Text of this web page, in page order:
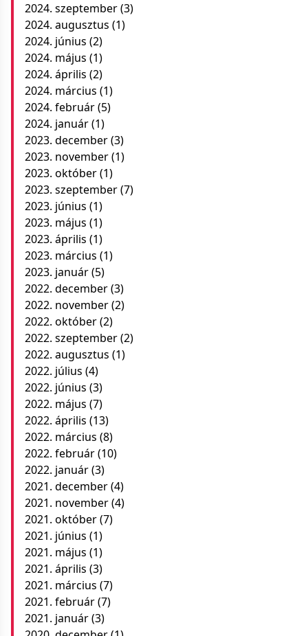
2024. szeptember(3)
2024. augusztus (1)
2024. június (2)
2024. május (1)
2024. április (2)
2024. március (1)
2024. február(5)
2024. január(1)
2023. december(3)
2023. november(1)
2023. október(1)
2023. szeptember(7)
2023. június (1)
2023. május (1)
2023. április (1)
2023. március (1)
2023. január(5)
2022. december(3)
2022. november(2)
2022. október(2)
2022. szeptember(2)
2022. augusztus (1)
2022. július (4)
2022. június (3)
2022. május (7)
2022. április (13)
2022. március (8)
2022. február(10)
2022. január(3)
2021. december(4)
2021. november(4)
2021. október(7)
2021. június (1)
2021. május (1)
2021. április (3)
2021. március (7)
2021. február(7)
2021. január(3)